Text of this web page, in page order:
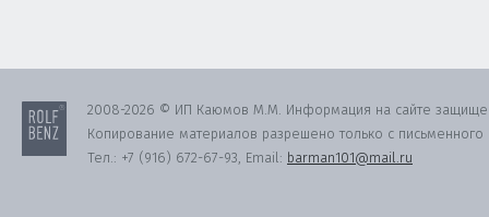
2008-2026 © ИП Каюмов М.М. Информация на сайте
Копирование материалов разрешено только с письменного
Тел.: +7 (916) 672-67-93, Email: barman101@mail.ru